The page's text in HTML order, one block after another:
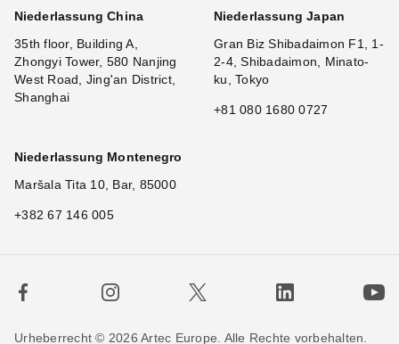
Niederlassung China
35th floor, Building A,
Zhongyi Tower, 580 Nanjing
West Road, Jing'an District,
Shanghai
Niederlassung Japan
Gran Biz Shibadaimon F1, 1-
2-4, Shibadaimon, Minato-
ku, Tokyo
+81 080 1680 0727
Niederlassung Montenegro
Maršala Tita 10, Bar, 85000
+382 67 146 005
Urheberrecht © 2026 Artec Europe. Alle Rechte vorbehalten.